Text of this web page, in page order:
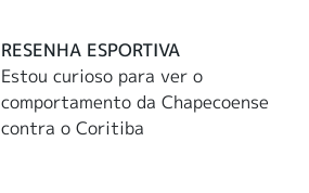
RESENHA ESPORTIVA
Estou curioso para ver o
comportamento da Chapecoense
contra o Coritiba